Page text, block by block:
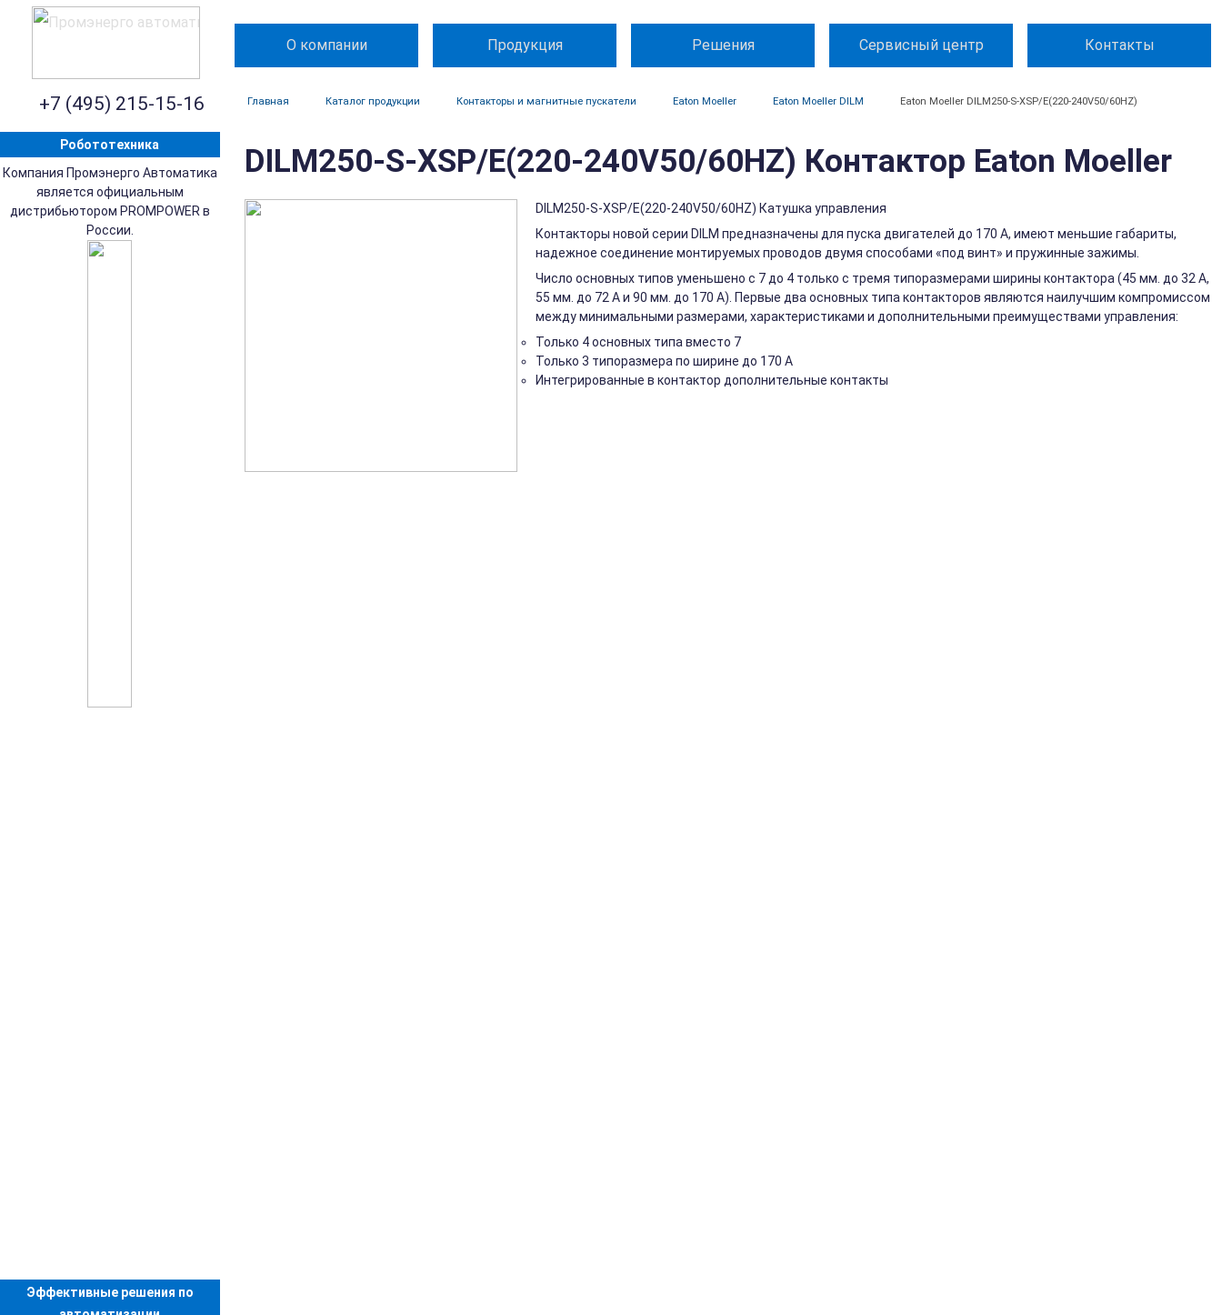
О компании Продукция Решения Сервисный центр Контакты
+7 (495) 215-15-16 Главная Каталог продукции Контакторы и магнитные пускатели Eaton Moeller Eaton Moeller DILM Eaton Moeller DILM250-S-XSP/E(220-240V50/60HZ)
Робототехника
Компания Промэнерго Автоматика
является официальным
дистрибьютором PROMPOWER в
России.
Эффективные решения по
DILM250-S-XSP/E(220-240V50/60HZ) Контактор Eaton Moeller
DILM250-S-XSP/E(220-240V50/60HZ) Катушка управления
Контакторы новой серии DILM предназначены для пуска двигателей до 170 А, имеют меньшие габариты,
надежное соединение монтируемых проводов двумя способами «под винт» и пружинные зажимы.
Число основных типов уменьшено с 7 до 4 только с тремя типоразмерами ширины контактора (45 мм. до 32 A,
55 мм. до 72 A и 90 мм. до 170 A). Первые два основных типа контакторов являются наилучшим компромиссом
между минимальными размерами, характеристиками и дополнительными преимуществами управления:
Только 4 основных типа вместо 7
Только 3 типоразмера по ширине до 170 A
Интегрированные в контактор дополнительные контакты